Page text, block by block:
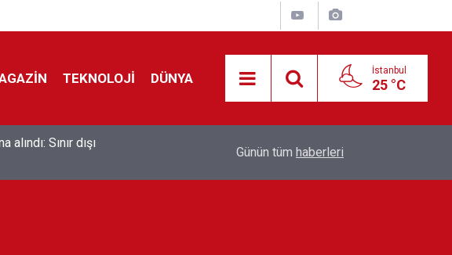
TEKNOLOJİ DÜNYA İstanbul
25 °C
Sınır dışı
İlker Ayrık'tan üzücü haber, gösterilerini de
Günün tüm haberleri